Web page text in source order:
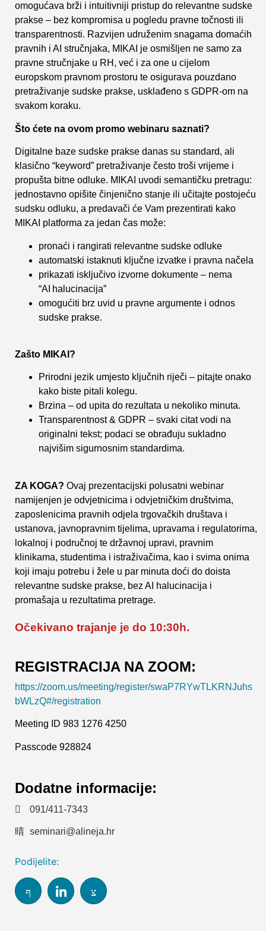
omogućava brži i intuitivniji pristup do relevantne sudske
prakse – bez kompromisa u pogledu pravne točnosti ili
transparentnosti. Razvijen udruženim snagama domaćih
pravnih i AI stručnjaka, MIKAI je osmišljen ne samo za
pravne stručnjake u RH, već i za one u cijelom
europskom pravnom prostoru te osigurava pouzdano
pretraživanje sudske prakse, usklađeno s GDPR-om na
svakom koraku.
Što ćete na ovom promo webinaru saznati?
Digitalne baze sudske prakse danas su standard, ali
klasično “keyword” pretraživanje često troši vrijeme i
propušta bitne odluke. MIKAI uvodi semantičku pretragu:
jednostavno opišite činjenično stanje ili učitajte postojeću
sudsku odluku, a predavači će Vam prezentirati kako
MIKAI platforma za jedan čas može:
pronaći i rangirati relevantne sudske odluke
automatski istaknuti ključne izvatke i pravna načela
prikazati isključivo izvorne dokumente – nema
“AI halucinacija”
omogućiti brz uvid u pravne argumente i odnos
sudske prakse.
Zašto MIKAI?
Prirodni jezik umjesto ključnih riječi – pitajte onako
kako biste pitali kolegu.
Brzina – od upita do rezultata u nekoliko minuta.
Transparentnost & GDPR – svaki citat vodi na
originalni tekst; podaci se obrađuju sukladno
najvišim sigurnosnim standardima.
ZA KOGA? Ovaj prezentacijski polusatni webinar
namijenjen je odvjetnicima i odvjetničkim društvima,
zaposlenicima pravnih odjela trgovačkih društava i
ustanova, javnopravnim tijelima, upravama i regulatorima,
lokalnoj i područnoj te državnoj upravi, pravnim
klinikama, studentima i istraživačima, kao i svima onima
koji imaju potrebu i žele u par minuta doći do doista
relevantne sudske prakse, bez AI halucinacija i
promašaja u rezultatima pretrage.
Očekivano trajanje je do 10:30h.
REGISTRACIJA NA ZOOM:
https://zoom.us/meeting/register/swaP7RYwTLKRNJuhs
bWLzQ#/registration
Meeting ID 983 1276 4250
Passcode 928824
Dodatne informacije:
091/411-7343
seminari@alineja.hr
Podijelite: